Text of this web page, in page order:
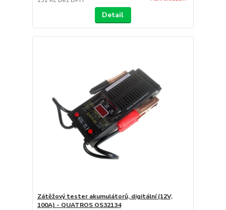
Detail
Zátěžový tester akumulátorů, digitální (12V,
100A) - QUATROS QS32134